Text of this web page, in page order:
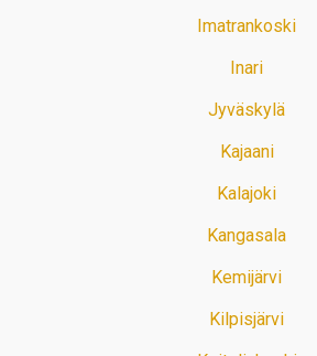
Imatrankoski
Inari
Jyväskylä
Kajaani
Kalajoki
Kangasala
Kemijärvi
Kilpisjärvi